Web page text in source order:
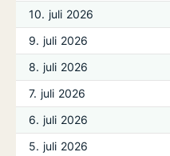
10. juli 2026
9. juli 2026
8. juli 2026
7. juli 2026
6. juli 2026
5. juli 2026